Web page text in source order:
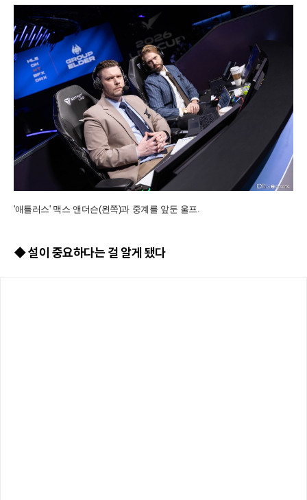
'애틀러스' 맥스 앤더슨(왼쪽)과 중계를 앞둔 울프.
◆ 설이 중요하다는 걸 알게 됐다